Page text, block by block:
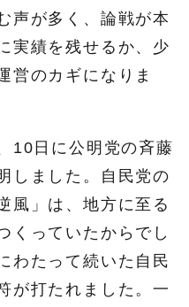
声が多く、論戦が本
実績を残せるか、少
営のカギになりま
10日に公明党の斉藤
しました。自民党の
風」は、地方に至る
くっていたからでし
わたって続いた自民
が打たれました。一